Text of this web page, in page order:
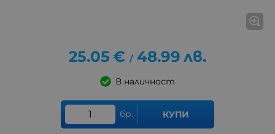
25.05 € / 48.99 лв.
В наличност
бр. КУПИ